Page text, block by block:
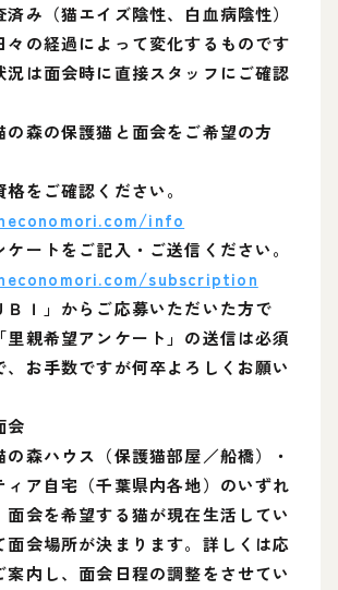
済み（猫エイズ陰性、白血病陰性）
の経過によって変化するものです
況は面会時に直接スタッフにご確認
の森の保護猫と面会をご希望の方
をご確認ください。
info
ートをご記入・ご送信ください。
subscription
Ｉ」からご応募いただいた方で
里親希望アンケート」の送信は必須
、お手数ですが何卒よろしくお願い
会
の森ハウス（保護猫部屋／船橋）・
ィア自宅（千葉県内各地）のいずれ
面会を希望する猫が現在生活してい
面会場所が決まります。詳しくは応
案内し、面会日程の調整をさせてい